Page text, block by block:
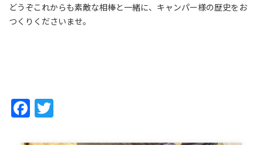
どうぞこれからも素敵な相棒と一緒に、キャンパー様の歴史をお
つくりくださいませ。
Facebook